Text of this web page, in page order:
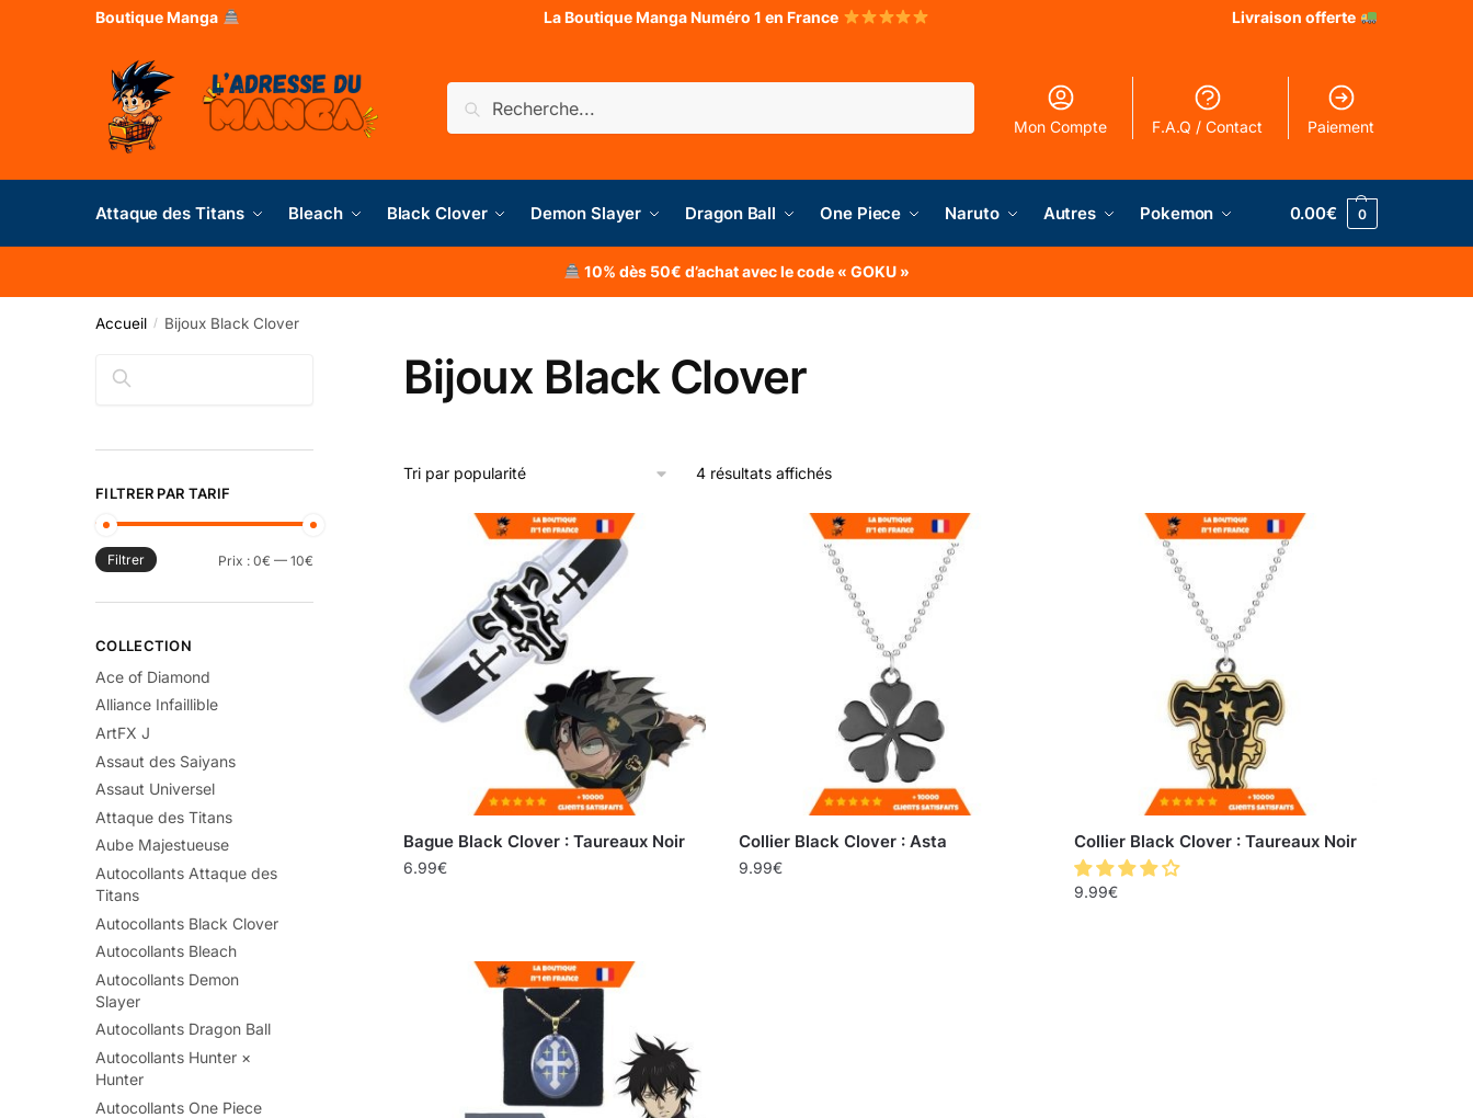
Boutique Manga La Boutique Manga Numéro 1 en France Livraison offerte
Mon Compte F.A.Q / Contact Paiement
Attaque des Titans Bleach Black Clover Demon Slayer Dragon Ball One Piece Naruto Autres Pokemon 0.00€ 0
10% dès 50€ d’achat avec le code « GOKU »
Accueil / Bijoux Black Clover
Bijoux Black Clover
4 résultats affichés
Bague Black Clover : Taureaux Noir
6.99€
Collier Black Clover : Asta
9.99€
Collier Black Clover : Taureaux Noir
9.99€
Rechercher
FILTRER PAR TARIF
Filtrer Prix : 0€ — 10€
COLLECTION
Ace of Diamond
Alliance Infaillible
ArtFX J
Assaut des Saiyans
Assaut Universel
Attaque des Titans
Aube Majestueuse
Autocollants Attaque des
Titans
Autocollants Black Clover
Autocollants Bleach
Autocollants Demon
Slayer
Autocollants Dragon Ball
Autocollants Hunter ×
Hunter
Autocollants One Piece